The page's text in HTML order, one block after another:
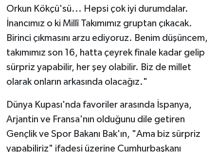
Orkun Kökçü'sü... Hepsi çok iyi durumdalar.
İnancımız o ki Millî Takımımız gruptan çıkacak.
Birinci çıkmasını arzu ediyoruz. Benim düşüncem,
takımımız son 16, hatta çeyrek finale kadar gelip
sürpriz yapabilir, her şey olabilir. Biz de millet
olarak onların arkasında olacağız."
Dünya Kupası'nda favoriler arasında İspanya,
Arjantin ve Fransa'nın olduğunu dile getiren
Gençlik ve Spor Bakanı Bak'ın, "Ama biz sürpriz
yapabiliriz" ifadesi üzerine Cumhurbaşkanı